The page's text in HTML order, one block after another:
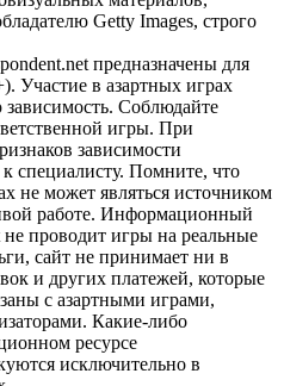
Getty Images, строго
предназначены для
Участие в азартных играх
Соблюдайте
игры. При
зависимости
специалисту. Помните, что
не может являться источником
работе. Информационный
не проводит игры на реальные
сайт не принимает ни в
и других платежей, которые
с азартными играми,
Какие-либо
ресурсе
исключительно в